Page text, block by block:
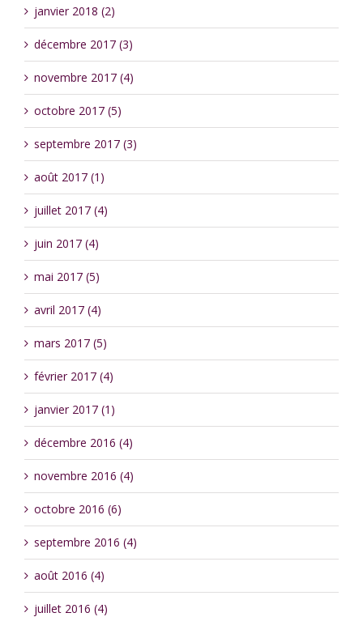
janvier 2018 (2)
décembre 2017 (3)
novembre 2017 (4)
octobre 2017 (5)
septembre 2017 (3)
août 2017 (1)
juillet 2017 (4)
juin 2017 (4)
mai 2017 (5)
avril 2017 (4)
mars 2017 (5)
février 2017 (4)
janvier 2017 (1)
décembre 2016 (4)
novembre 2016 (4)
octobre 2016 (6)
septembre 2016 (4)
août 2016 (4)
juillet 2016 (4)